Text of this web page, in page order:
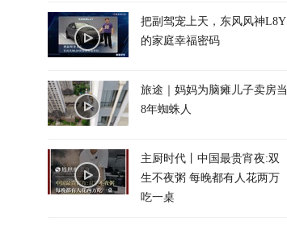
把副驾宠上天，东风风神L8Y
的家庭幸福密码
旅途｜妈妈为脑瘫儿子卖房当
8年蜘蛛人
主厨时代丨中国最贵宵夜:双
生不夜粥 每晚都有人花两万
吃一桌